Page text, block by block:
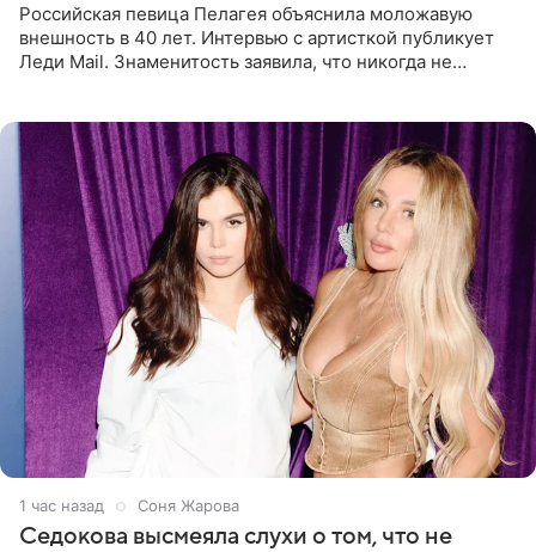
Российская певица Пелагея объяснила моложавую
внешность в 40 лет. Интервью с артисткой публикует
Леди Mail. Знаменитость заявила, что никогда не
1 час назад Соня Жарова
Седокова высмеяла слухи о том, что не